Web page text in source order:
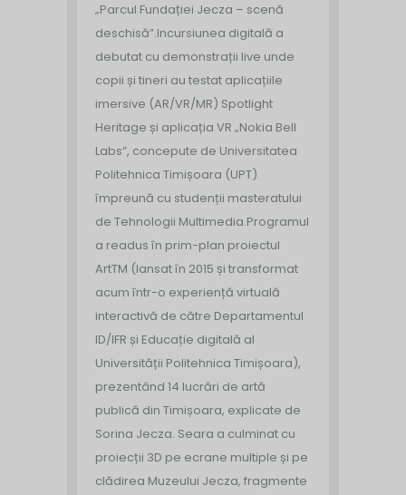
„Parcul Fundației Jecza – scenă
deschisă”.Incursiunea digitală a
debutat cu demonstrații live unde
copii și tineri au testat aplicațiile
imersive (AR/VR/MR) Spotlight
Heritage și aplicația VR „Nokia Bell
Labs”, concepute de Universitatea
Politehnica Timișoara (UPT)
împreună cu studenții masteratului
de Tehnologii Multimedia.Programul
a readus în prim-plan proiectul
ArtTM (lansat în 2015 și transformat
acum într-o experiență virtuală
interactivă de către Departamentul
ID/IFR și Educație digitală al
Universității Politehnica Timișoara),
prezentând 14 lucrări de artă
publică din Timișoara, explicate de
Sorina Jecza. Seara a culminat cu
proiecții 3D pe ecrane multiple și pe
clădirea Muzeului Jecza, fragmente